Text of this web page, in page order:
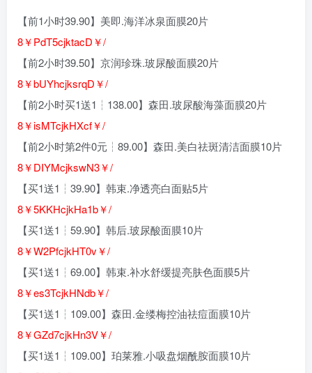
【前1小时39.90】美即.海洋冰泉面膜20片
8￥PdT5cjktacD￥/
【前2小时39.50】京润珍珠.玻尿酸面膜20片
8￥bUYhcjksrqD￥/
【前2小时买1送1┆138.00】森田.玻尿酸海藻面膜20片
8￥isMTcjkHXcf￥/
【前2小时第2件0元┆89.00】森田.美白祛斑清洁面膜10片
8￥DIYMcjkswN3￥/
【买1送1┆39.90】韩束.净透亮白面贴5片
8￥5KKHcjkHa1b￥/
【买1送1┆59.90】韩后.玻尿酸面膜10片
8￥W2PfcjkHT0v￥/
【买1送1┆69.00】韩束.补水舒缓提亮肤色面膜5片
8￥es3TcjkHNdb￥/
【买1送1┆109.00】森田.金缕梅控油祛痘面膜10片
8￥GZd7cjkHn3V￥/
【买1送1┆109.00】珀莱雅.小吸盘烟酰胺面膜10片